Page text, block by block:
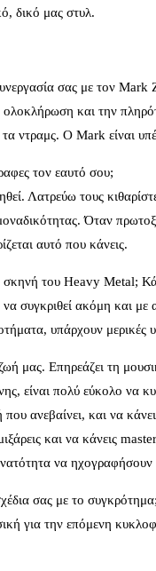
δικό μας στυλ.
σας με τον
και την
ντραμς. Ο Mark είναι
τον εαυτό σου;
Λατρεύω τους
Όταν
αυτό που κάνεις.
του Heavy Metal;
συγκριθεί ακόμη και με
υπάρχουν μερικές
μας. Επηρεάζει τη
είναι πολύ εύκολο
που ανεβαίνει, και να
και να κάνεις
να ηχογραφήσουν
σας με το
για την επόμενη